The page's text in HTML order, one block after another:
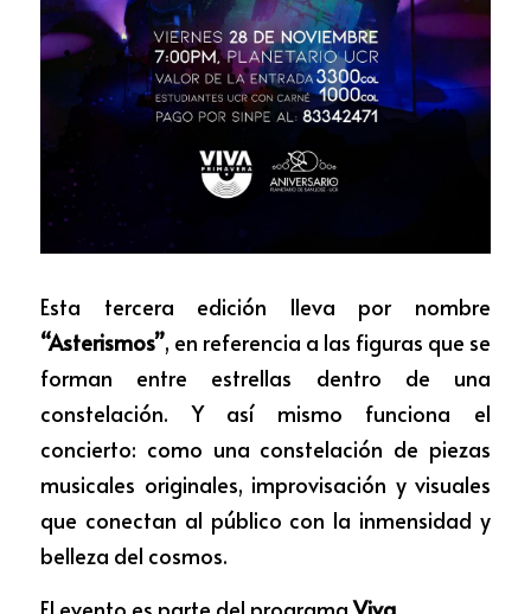
“Asterismos”, en referencia a las figuras que se
forman entre estrellas dentro de una
constelación. Y así mismo funciona el
concierto: como una constelación de piezas
musicales originales, improvisación y visuales
que conectan al público con la inmensidad y
belleza del cosmos.